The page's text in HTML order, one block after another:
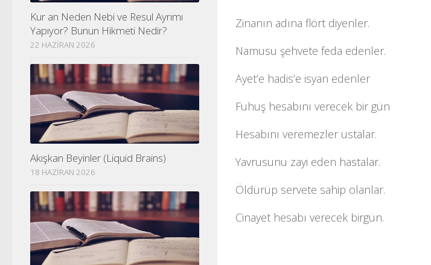
Zinanın adına flört diyenler.
Namusu şehvete feda edenler.
Ayet’e hadis’e isyan edenler
Fuhuş hesabını verecek bir gün
Hesabını veremezler ustalar.
Yavrusunu zayi eden hastalar.
Öldürüp servete sahip olanlar.
Cinayet hesabı verecek birgün.
Kur an Neden Nebi ve Resul Ayrımı
Yapıyor? Bunun Hikmeti Nedir?
22 HAZIRAN 2026
Akışkan Beyinler (Liquid Brains)
18 HAZIRAN 2026